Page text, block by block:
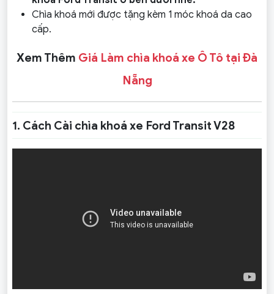
Chìa khoá mới được tặng kèm 1 móc khoá da cao
cấp.
Xem Thêm Giá Làm chìa khoá xe Ô Tô tại Đà
Nẵng
1. Cách Cài chìa khoá xe Ford Transit V28